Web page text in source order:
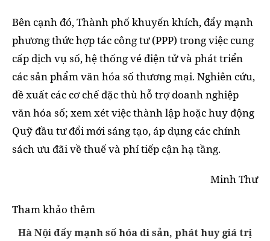
Bên cạnh đó, Thành phố khuyến khích, đẩy mạnh
phương thức hợp tác công tư (PPP) trong việc cung
cấp dịch vụ số, hệ thống vé điện tử và phát triển
các sản phẩm văn hóa số thương mại. Nghiên cứu,
đề xuất các cơ chế đặc thù hỗ trợ doanh nghiệp
văn hóa số; xem xét việc thành lập hoặc huy động
Quỹ đầu tư đổi mới sáng tạo, áp dụng các chính
sách ưu đãi về thuế và phí tiếp cận hạ tầng.
Minh Thư
Tham khảo thêm
Hà Nội đẩy mạnh số hóa di sản, phát huy giá trị